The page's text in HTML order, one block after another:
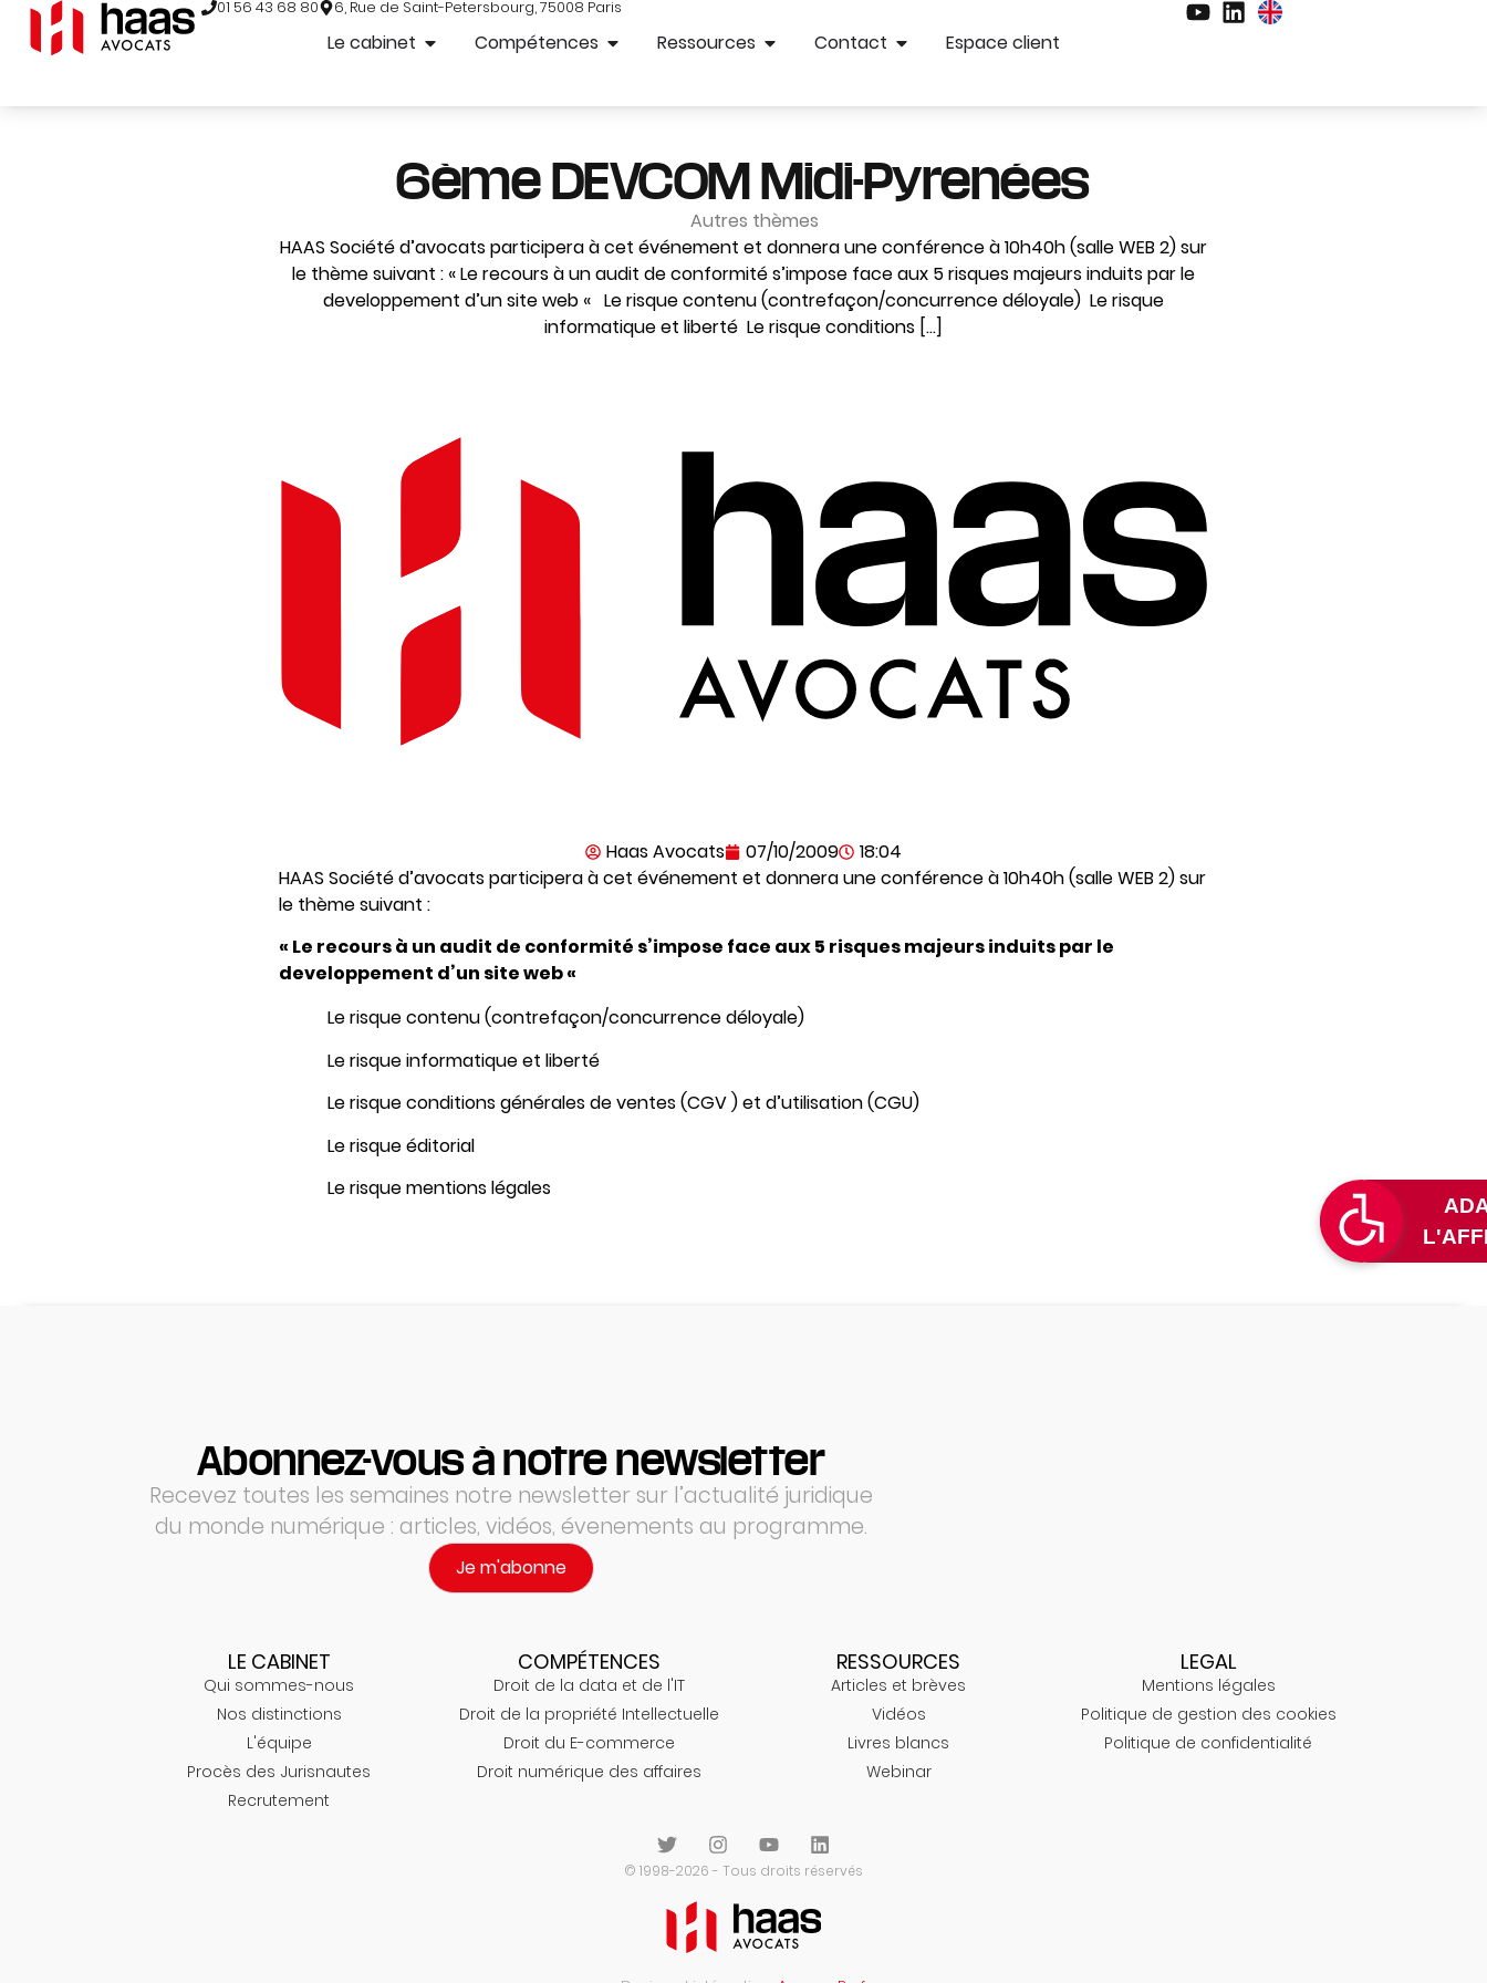
01 56 43 68 80 6, Rue de Saint-Petersbourg, 75008 Paris
Le cabinet Compétences Ressources Contact Espace client
6ème DEVCOM Midi-Pyrenées
Autres thèmes
HAAS Société d’avocats participera à cet événement et donnera une conférence à 10h40h (salle WEB 2) sur
le thème suivant : « Le recours à un audit de conformité s’impose face aux 5 risques majeurs induits par le
developpement d’un site web « Le risque contenu (contrefaçon/concurrence déloyale) Le risque
informatique et liberté Le risque conditions […]
Haas Avocats 07/10/2009
18:04
HAAS Société d’avocats participera à cet événement et donnera une conférence à 10h40h (salle WEB 2) sur
le thème suivant :
« Le recours à un audit de conformité s’impose face aux 5 risques majeurs induits par le
developpement d’un site web «
Le risque contenu (contrefaçon/concurrence déloyale)
Le risque informatique et liberté
Le risque conditions générales de ventes (CGV ) et d’utilisation (CGU)
Le risque éditorial
Le risque mentions légales
Abonnez-vous à notre newsletter
Recevez toutes les semaines notre newsletter sur l’actualité juridique
du monde numérique : articles, vidéos, évenements au programme.
Je m'abonne
LE CABINET
Qui sommes-nous
Nos distinctions
L'équipe
Procès des Jurisnautes
Recrutement
COMPÉTENCES
Droit de la data et de l'IT
Droit de la propriété Intellectuelle
Droit du E-commerce
Droit numérique des affaires
RESSOURCES
Articles et brèves
Vidéos
Livres blancs
Webinar
LEGAL
Mentions légales
Politique de gestion des cookies
Politique de confidentialité
© 1998-2026 - Tous droits réservés